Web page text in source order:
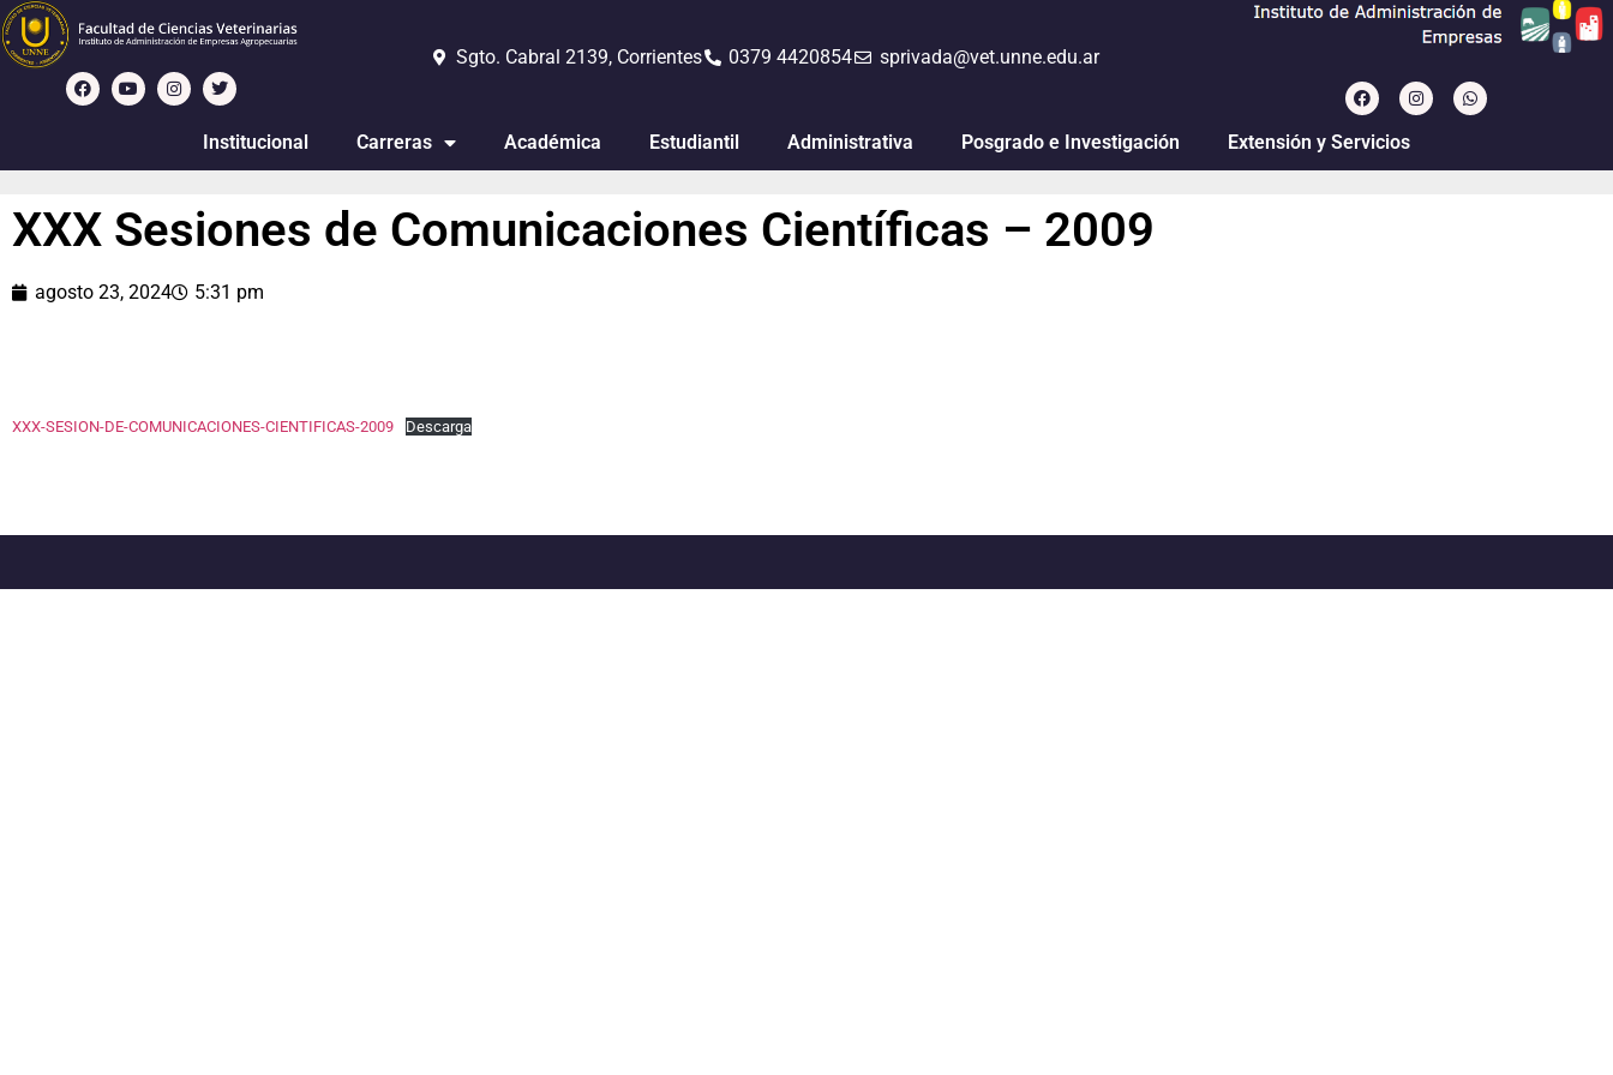
Sgto. Cabral 2139, Corrientes 0379 4420854 sprivada@vet.unne.edu.ar
Institucional Carreras Académica Estudiantil Administrativa Posgrado e Investigación Extensión y Servicios
XXX Sesiones de Comunicaciones Científicas – 2009
agosto 23, 2024 5:31 pm
XXX-SESION-DE-COMUNICACIONES-CIENTIFICAS-2009 Descarga